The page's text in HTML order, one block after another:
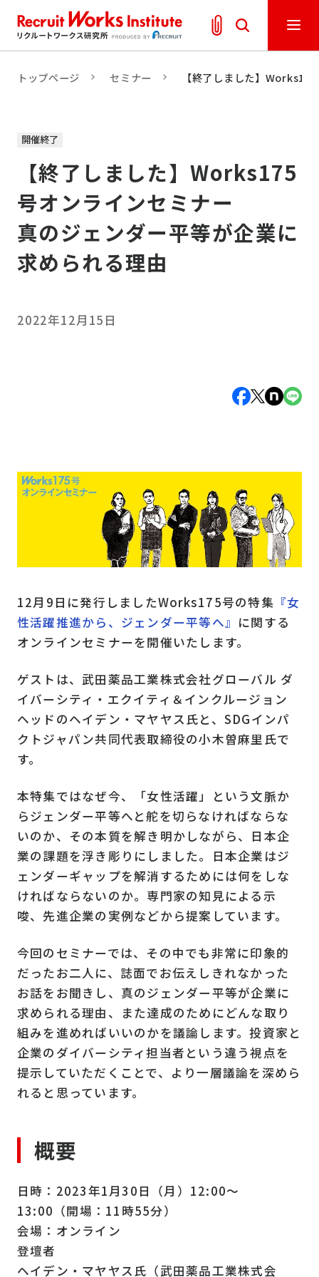
トップページ セミナー 【終了しました】
開催終了
【終了しました】Works175
号オンラインセミナー
真のジェンダー平等が企業に
求められる理由
2022年12月15日
12月9日に発行しましたWorks175号の特集 『女
性活躍推進から、ジェンダー平等へ』 に関する
オンラインセミナーを開催いたします。
ゲストは、武田薬品工業株式会社グローバル ダ
イバーシティ・エクイティ＆インクルージョン
ヘッドのヘイデン・マヤヤス氏と、SDGインパ
クトジャパン共同代表取締役の小木曽麻里氏で
す。
本特集ではなぜ今、「女性活躍」という文脈か
らジェンダー平等へと舵を切らなければならな
いのか、その本質を解き明かしながら、日本企
業の課題を浮き彫りにしました。日本企業はジ
ェンダーギャップを解消するためには何をしな
ければならないのか。専門家の知見による示
唆、先進企業の実例などから提案しています。
今回のセミナーでは、その中でも非常に印象的
だったお二人に、誌面でお伝えしきれなかった
お話をお聞きし、真のジェンダー平等が企業に
求められる理由、また達成のためにどんな取り
組みを進めればいいのかを議論します。投資家と
企業のダイバーシティ担当者という違う視点を
提示していただくことで、より一層議論を深めら
れると思っています。
概要
日時：2023年1月30日（月）12:00～
13:00（開場：11時55分）
会場：オンライン
登壇者
ヘイデン・マヤヤス氏（武田薬品工業株式会